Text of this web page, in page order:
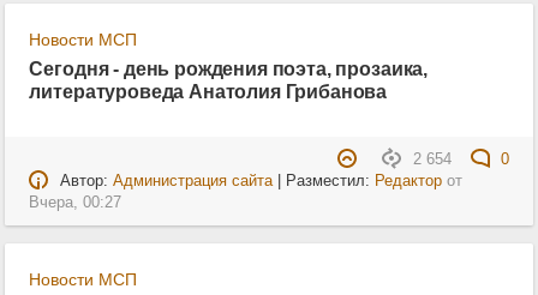
Новости МСП
Сегодня - день рождения поэта, прозаика,
литературоведа Анатолия Грибанова
2 654
0
Автор: Администрация сайта| Разместил: Редакторот
Вчера, 00:27
Новости МСП